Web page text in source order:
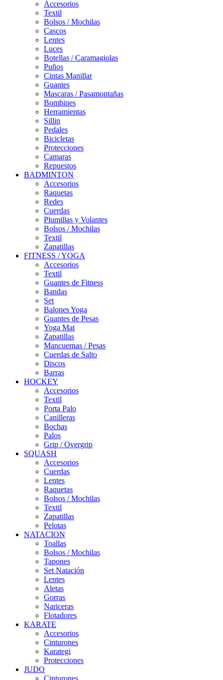
Accesorios
Textil
Bolsos / Mochilas
Cascos
Lentes
Luces
Botellas / Caramagiolas
Puños
Cintas Manillar
Guantes
Mascaras / Pasamontañas
Bombines
Herramientas
Sillin
Pedales
Bicicletas
Protecciones
Camaras
Repuestos
BADMINTON
Accesorios
Raquetas
Redes
Cuerdas
Plumillas y Volantes
Bolsos / Mochilas
Textil
Zapatillas
FITNESS / YOGA
Accesorios
Textil
Guantes de Fitness
Bandas
Set
Balones Yoga
Guantes de Pesas
Yoga Mat
Zapatillas
Mancuernas / Pesas
Cuerdas de Salto
Discos
Barras
HOCKEY
Accesorios
Textil
Porta Palo
Canilleras
Bochas
Palos
Grip / Overgrip
SQUASH
Accesorios
Cuerdas
Lentes
Raquetas
Bolsos / Mochilas
Textil
Zapatillas
Pelotas
NATACION
Toallas
Bolsos / Mochilas
Tapones
Set Natación
Lentes
Aletas
Gorras
Nariceras
Flotadores
KARATE
Accesorios
Cinturones
Karategi
Protecciones
JUDO